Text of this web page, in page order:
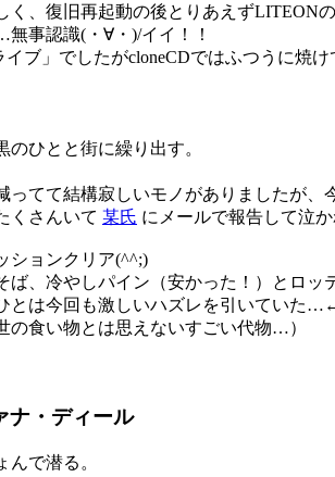
く、復旧再起動の後とりあえずLITEON
事認識(・∀・)/イイ！！
ブ」でしたがcloneCDではふつうに焼け
ひとと街に繰り出す。
ってて結構寂しいモノがありましたが、
くさんいて 某氏 にメールで報告して泣か
ションクリア(^^;)
ば、冷やしパイン（安かった！）とロッ
とは今回も激しいハズレを引いていた
の食い物とは思えないすごい代物…）
ナ・ディール
で潜る。